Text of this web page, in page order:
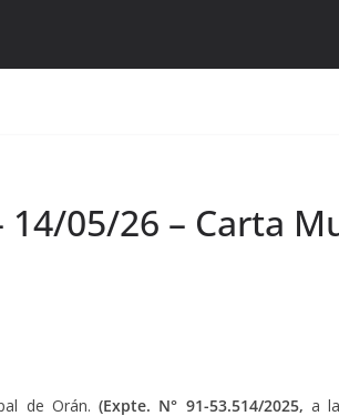
14/05/26 – Carta
de Orán. (Expte. N° 91-53.514/2025, a